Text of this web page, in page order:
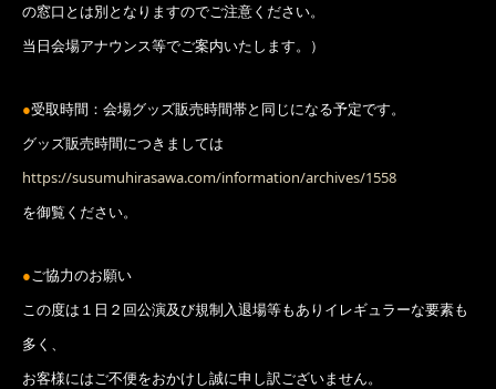
の窓口とは別となりますのでご注意ください。
当日会場アナウンス等でご案内いたします。）
●受取時間：会場グッズ販売時間帯と同じになる予定です。
グッズ販売時間につきましては
https://susumuhirasawa.com/information/archives/1558
を御覧ください。
●ご協力のお願い
この度は１日２回公演及び規制入退場等もありイレギュラーな要素も
多く、
お客様にはご不便をおかけし誠に申し訳ございません。